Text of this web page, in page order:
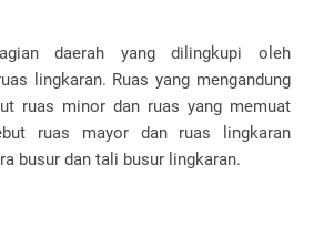
daerah yang dilingkupi oleh
lingkaran. Ruas yang mengandung
ruas minor dan ruas yang memuat
ruas mayor dan ruas lingkaran
busur dan tali busur lingkaran.